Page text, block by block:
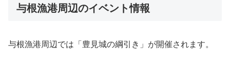
与根漁港周辺のイベント情報
与根漁港周辺では「豊見城の綱引き」が開催されます。